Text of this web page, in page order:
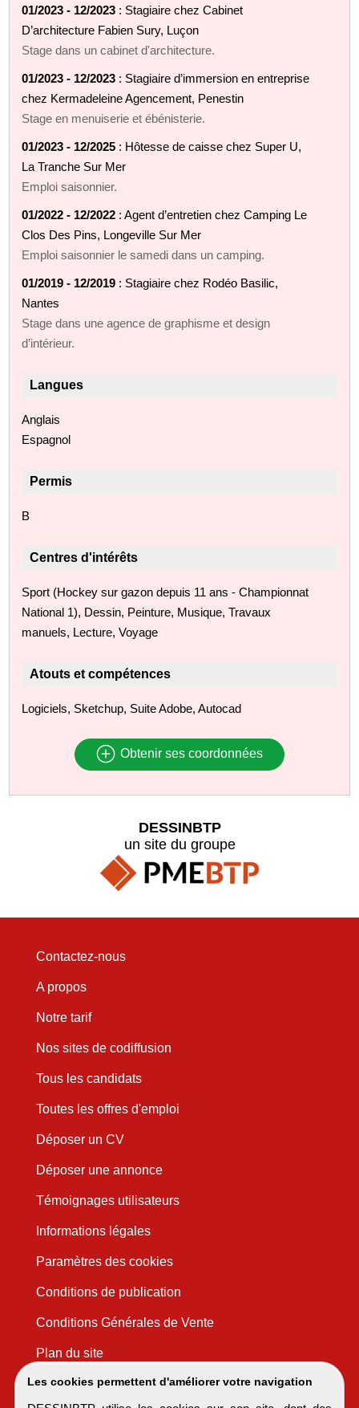
01/2023 - 12/2023 : Stagiaire chez Cabinet
D’architecture Fabien Sury, Luçon
Stage dans un cabinet d'architecture.
01/2023 - 12/2023 : Stagiaire d’immersion en entreprise
chez Kermadeleine Agencement, Penestin
Stage en menuiserie et ébénisterie.
01/2023 - 12/2025 : Hôtesse de caisse chez Super U,
La Tranche Sur Mer
Emploi saisonnier.
01/2022 - 12/2022 : Agent d’entretien chez Camping Le
Clos Des Pins, Longeville Sur Mer
Emploi saisonnier le samedi dans un camping.
01/2019 - 12/2019 : Stagiaire chez Rodéo Basilic,
Nantes
Stage dans une agence de graphisme et design
d’intérieur.
Langues
Anglais
Espagnol
Permis
B
Centres d'intérêts
Sport (Hockey sur gazon depuis 11 ans - Championnat
National 1), Dessin, Peinture, Musique, Travaux
manuels, Lecture, Voyage
Atouts et compétences
Logiciels, Sketchup, Suite Adobe, Autocad
Obtenir ses coordonnées
Les cookies permettent d'améliorer votre navigation
DESSINBTP
un site du groupe
Contactez-nous
A propos
Notre tarif
Nos sites de codiffusion
Tous les candidats
Toutes les offres d'emploi
Déposer un CV
Déposer une annonce
Témoignages utilisateurs
Informations légales
Paramètres des cookies
Conditions de publication
Conditions Générales de Vente
Plan du site